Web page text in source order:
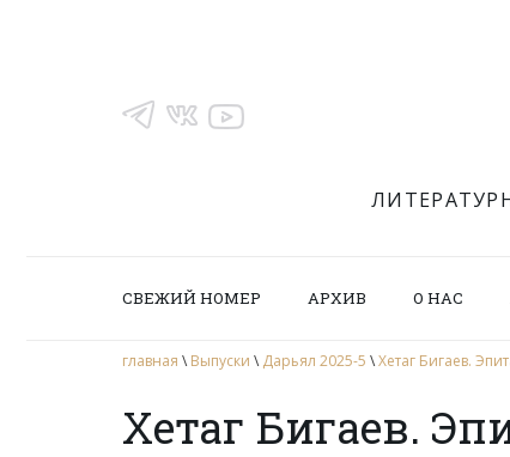
СВЕЖИЙ НОМЕР АРХИВ О НАС
главная \ Выпуски \ Дарьял 2025-5 \Хетаг Бигаев.
Хетаг Бигаев.